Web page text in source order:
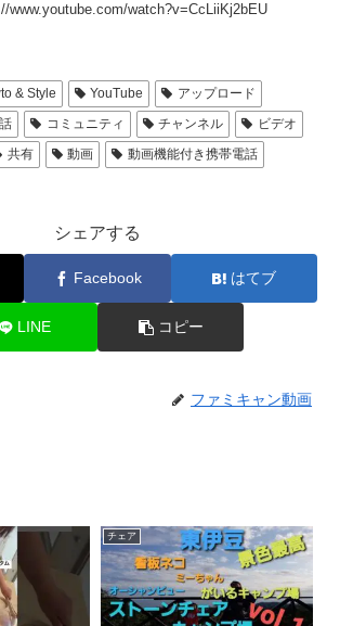
www.youtube.com/watch?v=CcLiiKj2bEU
& Style YouTube
アップロード
コミュニティ チャンネル
ビデオ
共有 動画
動画機能付き携帯電話
シェアする
Facebook はてブ
LINE コピー
ファミキャン動画
チェア